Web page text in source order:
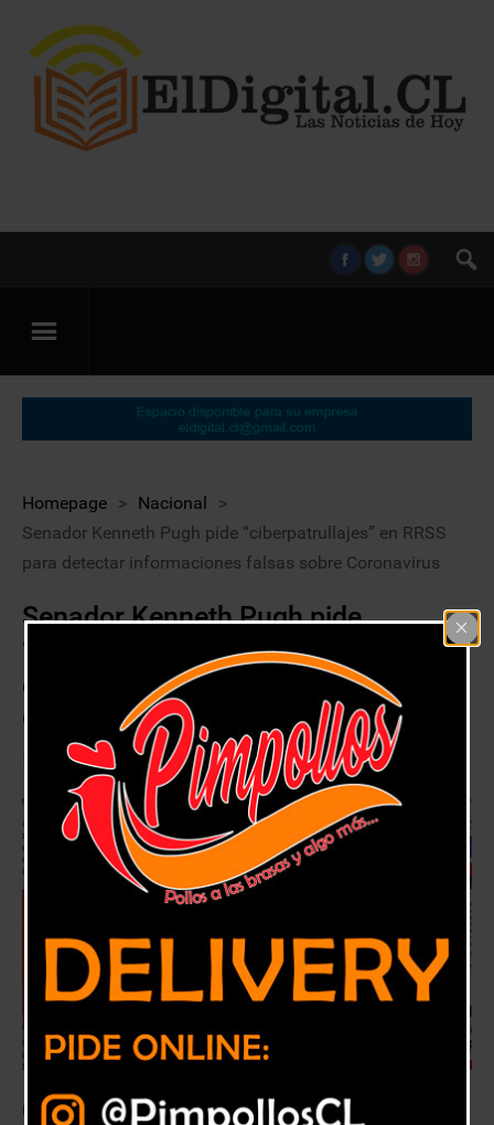
Homepage > Nacional
>
Senador Kenneth Pugh pide “ciberpatrullajes” en RRSS
para detectar informaciones falsas sobre Coronavirus
Senador Kenneth Pugh pide
“ciberpatrullajes” en RRSS para
detectar informaciones falsas sobre
Coronavirus
19 marzo, 2020 Nacional
Parlamentario por Valparaíso recalcó que esta crisis sanitaria es una